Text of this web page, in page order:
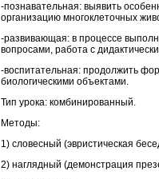
-познавательная: выявить
организацию многоклеточных
-развивающая: в процессе
вопросами, работа с
-воспитательная: продолжить
биологическими объектами.
Тип урока: комбинированный.
Методы:
1) словесный (эвристическая
2) наглядный (демонстрация